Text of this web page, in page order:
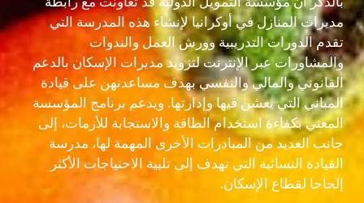
مديرات المنازل في أوكرانيا لإنشاء هذه المدرسة التي
تقدم الدورات التدريبية وورش العمل والندوات
والمشاورات عبر الإنترنت لتزويد مديرات الإسكان بالدعم
القانوني والمالي والنفسي بهدف مساعدتهن على قيادة
المباني التي يعشن فيها وإدارتها. ويدعم برنامج المؤسسة
المعني بكفاءة استخدام الطاقة والاستجابة للأزمات، إلى
جانب العديد من المبادرات الأخرى المهمة لها، مدرسة
القيادة النسائية التي تهدف إلى تلبية الاحتياجات الأكثر
إلحاحا لقطاع الإسكان.